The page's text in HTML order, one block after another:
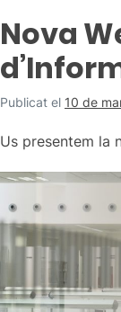
Nova
Publicat el 10 de
Us presentem la